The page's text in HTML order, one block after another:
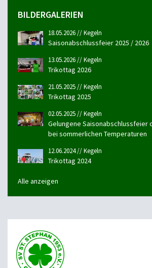
BILDERGALERIEN
18.05.2026 // Kegeln
Saisonabschlussfeier 2025 / 2026
13.05.2026 // Kegeln
Trikottag 2026
21.05.2025 // Kegeln
Trikottag 2025
02.05.2025 // Kegeln
Gelungene Saisonabschlussfeier
bei sommerlichen Temperaturen
12.06.2024 // Kegeln
Trikottag 2024
Alle anzeigen